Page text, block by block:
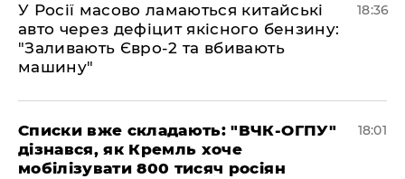
У Росії масово ламаються китайські
авто через дефіцит якісного бензину:
"Заливають Євро-2 та вбивають
машину"
18:36
Списки вже складають: "ВЧК-ОГПУ"
дізнався, як Кремль хоче
мобілізувати 800 тисяч росіян
18:01